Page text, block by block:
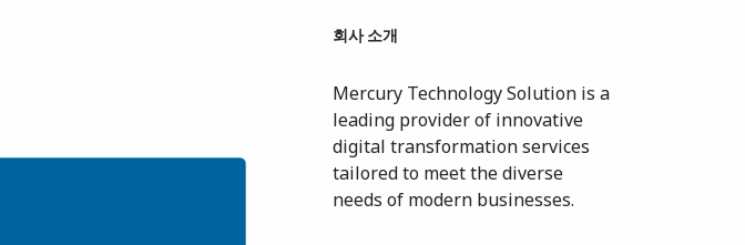
회사 소개
Mercury Technology Solution is a
leading provider of innovative
digital transformation services
tailored to meet the diverse
needs of modern businesses.